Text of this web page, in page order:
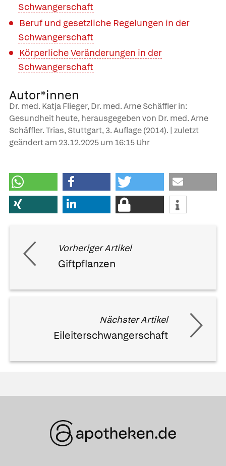
Schwangerschaft
Beruf und gesetzliche Regelungen in der
Schwangerschaft
Körperliche Veränderungen in der
Schwangerschaft
Autor*innen
Dr. med. Katja Flieger, Dr. med. Arne Schäffler in:
Gesundheit heute, herausgegeben von Dr. med. Arne
Schäffler. Trias, Stuttgart, 3. Auflage (2014). | zuletzt
geändert am 23.12.2025um 16:15 Uhr
Vorheriger Artikel
Giftpflanzen
Nächster Artikel
Eileiterschwangerschaft